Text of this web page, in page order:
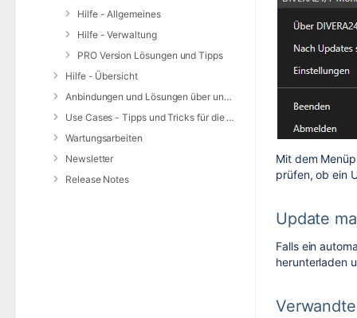
Hilfe - Allgemeines
Hilfe - Verwaltung
PRO Version Lösungen und Tipps
Hilfe - Übersicht
Anbindungen und Lösungen über unsere Web-Schnittstelle (REST-API)
Use Cases - Tipps und Tricks für die Anwendung von DIVERA 24/7
Wartungsarbeiten
Newsletter
Release Notes
Mit dem
prüfen, ob ein
Update
Falls ein
herunterladen